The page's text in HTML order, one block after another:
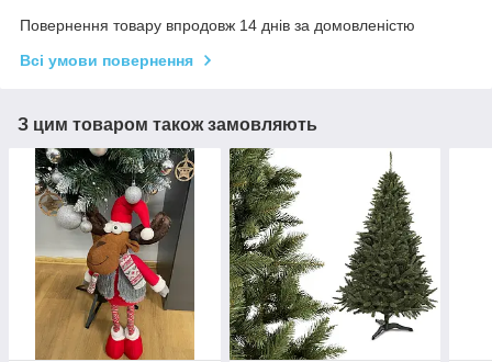
Повернення товару впродовж 14 днів за домовленістю
Всі умови повернення
З цим товаром також замовляють